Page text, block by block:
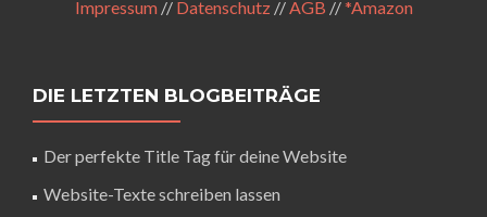
Impressum// Datenschutz//AGB //*Amazon
DIE LETZTEN BLOGBEITRÄGE
Der perfekte Title Tag für deine Website
Website-Texte schreiben lassen